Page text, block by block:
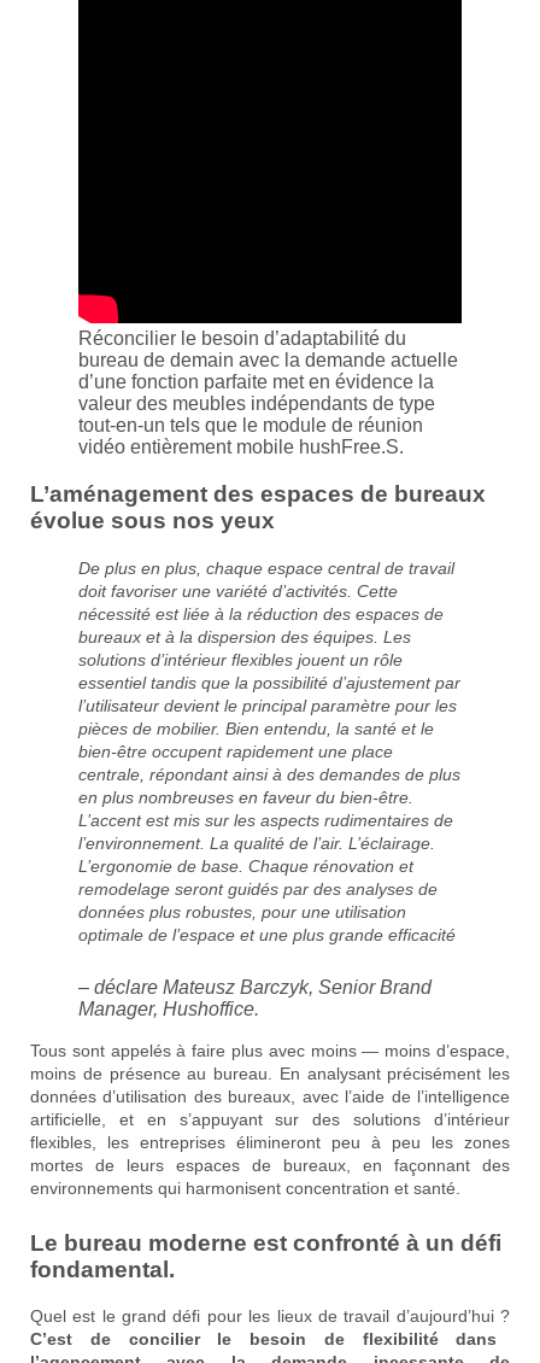
Réconcilier le besoin d’adaptabilité du
bureau de demain avec la demande actuelle
d’une fonction parfaite met en évidence la
valeur des meubles indépendants de type
tout-en-un tels que le module de réunion
vidéo entièrement mobile hushFree.S.
L’aménagement des espaces de bureaux
évolue sous nos yeux
De plus en plus, chaque espace central de travail
doit favoriser une variété d’activités. Cette
nécessité est liée à la réduction des espaces de
bureaux et à la dispersion des équipes. Les
solutions d’intérieur flexibles jouent un rôle
essentiel tandis que la possibilité d’ajustement par
l’utilisateur devient le principal paramètre pour les
pièces de mobilier. Bien entendu, la santé et le
bien-être occupent rapidement une place
centrale, répondant ainsi à des demandes de plus
en plus nombreuses en faveur du bien-être.
L’accent est mis sur les aspects rudimentaires de
l’environnement. La qualité de l’air. L’éclairage.
L’ergonomie de base. Chaque rénovation et
remodelage seront guidés par des analyses de
données plus robustes, pour une utilisation
optimale de l’espace et une plus grande efficacité
– déclare Mateusz Barczyk, Senior Brand
Manager, Hushoffice.
Tous sont appelés à faire plus avec moins — moins d’espace,
moins de présence au bureau. En analysant précisément les
données d’utilisation des bureaux, avec l’aide de l’intelligence
artificielle, et en s’appuyant sur des solutions d’intérieur
flexibles, les entreprises élimineront peu à peu les zones
mortes de leurs espaces de bureaux, en façonnant des
environnements qui harmonisent concentration et santé.
Le bureau moderne est confronté à un défi
fondamental.
Quel est le grand défi pour les lieux de travail d’aujourd’hui ?
C’est de concilier le besoin de flexibilité dans